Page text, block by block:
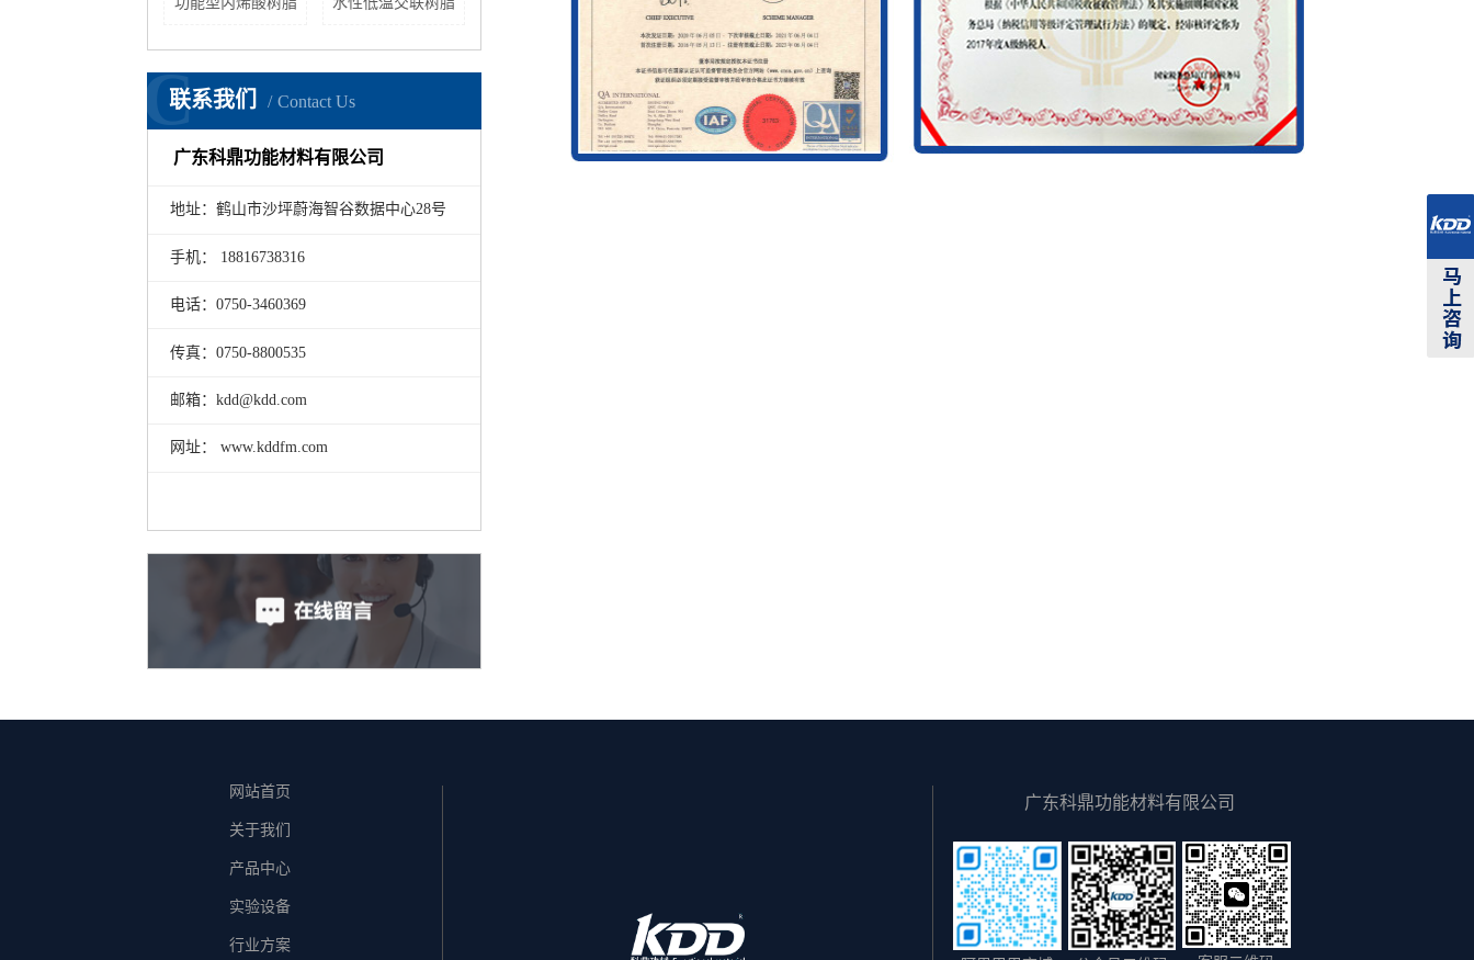
联系我们 Contact Us
C
广东科鼎功能材料有限公司
地址：鹤山市沙坪蔚海智谷数据中心28号
手机： 18816738316
电话：0750-3460369
传真：0750-8800535
邮箱：kdd@kdd.com
网址： www.kddfm.com
网站首页
关于我们
产品中心
实验设备
行业方案
广东科鼎功能材料有限公司